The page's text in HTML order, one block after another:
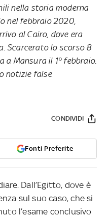
nella storia moderna
nel febbraio 2020,
al Cairo, dove era
Scarcerato lo scorso 8
a Mansura il 1° febbraio.
notizie false
Fonti Preferite
CONDIVIDI
Dall’Egitto, dove è
sul suo caso, che si
l’esame conclusivo